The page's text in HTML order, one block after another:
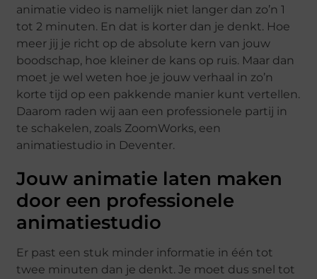
animatie video is namelijk niet langer dan zo’n 1
tot 2 minuten. En dat is korter dan je denkt. Hoe
meer jij je richt op de absolute kern van jouw
boodschap, hoe kleiner de kans op ruis. Maar dan
moet je wel weten hoe je jouw verhaal in zo’n
korte tijd op een pakkende manier kunt vertellen.
Daarom raden wij aan een professionele partij in
te schakelen, zoals ZoomWorks, een
animatiestudio in Deventer.
Jouw animatie laten maken
door een professionele
animatiestudio
Er past een stuk minder informatie in één tot
twee minuten dan je denkt. Je moet dus snel tot